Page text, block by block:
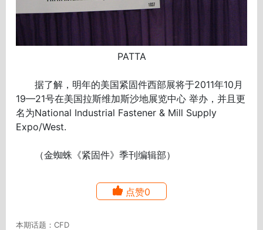
PATTA
据了解，明年的美国紧固件西部展将于2011年10月
19—21号在美国拉斯维加斯沙地展览中心 举办，并且更
名为National Industrial Fastener & Mill Supply
Expo/West.
（金蜘蛛《紧固件》季刊编辑部）
点赞0
本期话题：CFD